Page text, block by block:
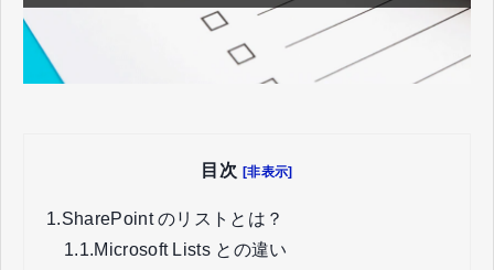
目次 [非表示]
1.SharePoint のリストとは？
1.1.Microsoft Lists との違い